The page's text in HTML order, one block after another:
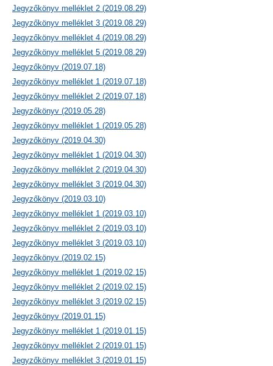
Jegyzőkönyv melléklet 2 (2019.08.29)
Jegyzőkönyv melléklet 3 (2019.08.29)
Jegyzőkönyv melléklet 4 (2019.08.29)
Jegyzőkönyv melléklet 5 (2019.08.29)
Jegyzőkönyv (2019.07.18)
Jegyzőkönyv melléklet 1 (2019.07.18)
Jegyzőkönyv melléklet 2 (2019.07.18)
Jegyzőkönyv (2019.05.28)
Jegyzőkönyv melléklet 1 (2019.05.28)
Jegyzőkönyv (2019.04.30)
Jegyzőkönyv melléklet 1 (2019.04.30)
Jegyzőkönyv melléklet 2 (2019.04.30)
Jegyzőkönyv melléklet 3 (2019.04.30)
Jegyzőkönyv (2019.03.10)
Jegyzőkönyv melléklet 1 (2019.03.10)
Jegyzőkönyv melléklet 2 (2019.03.10)
Jegyzőkönyv melléklet 3 (2019.03.10)
Jegyzőkönyv (2019.02.15)
Jegyzőkönyv melléklet 1 (2019.02.15)
Jegyzőkönyv melléklet 2 (2019.02.15)
Jegyzőkönyv melléklet 3 (2019.02.15)
Jegyzőkönyv (2019.01.15)
Jegyzőkönyv melléklet 1 (2019.01.15)
Jegyzőkönyv melléklet 2 (2019.01.15)
Jegyzőkönyv melléklet 3 (2019.01.15)